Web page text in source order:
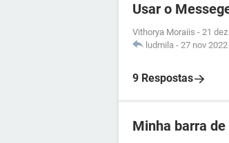
Usar o
Vithorya Moraiis - 21
ludmila - 27 nov
9 Respostas
Minha barra